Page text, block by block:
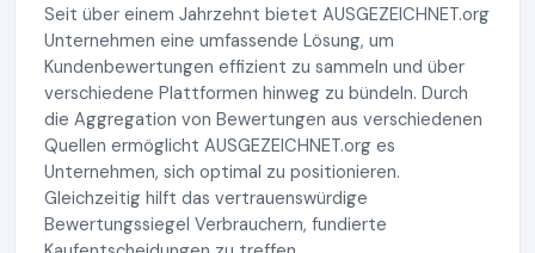
Seit über einem Jahrzehnt bietet AUSGEZEICHNET.org
Unternehmen eine umfassende Lösung, um
Kundenbewertungen effizient zu sammeln und über
verschiedene Plattformen hinweg zu bündeln. Durch
die Aggregation von Bewertungen aus verschiedenen
Quellen ermöglicht AUSGEZEICHNET.org es
Unternehmen, sich optimal zu positionieren.
Gleichzeitig hilft das vertrauenswürdige
Bewertungssiegel Verbrauchern, fundierte